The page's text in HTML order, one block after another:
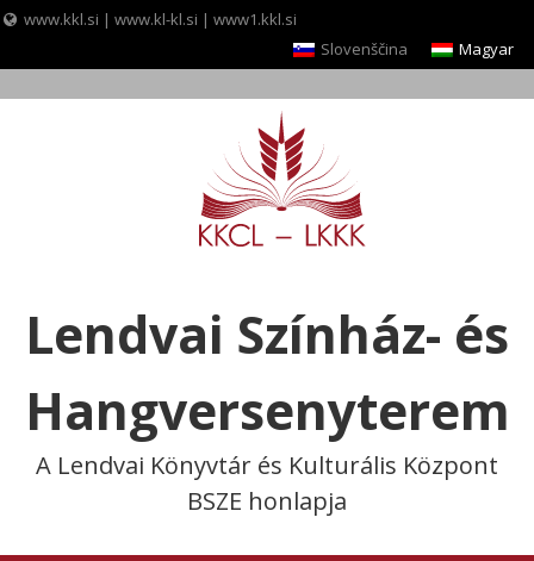
www.kkl.si | www.kl-kl.si | www1.kkl.si
Slovenščina
Magyar
Lendvai Színház- és
Hangversenyterem
A Lendvai Könyvtár és Kulturális Központ
BSZE honlapja